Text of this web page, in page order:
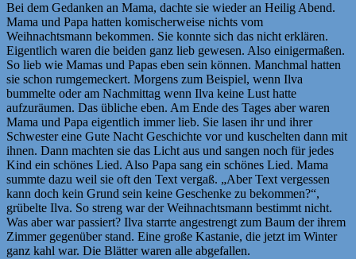
Bei dem Gedanken an Mama, dachte sie wieder an Heilig Abend.
Mama und Papa hatten komischerweise nichts vom
Weihnachtsmann bekommen. Sie konnte sich das nicht erklären.
Eigentlich waren die beiden ganz lieb gewesen. Also einigermaßen.
So lieb wie Mamas und Papas eben sein können. Manchmal hatten
sie schon rumgemeckert. Morgens zum Beispiel, wenn Ilva
bummelte oder am Nachmittag wenn Ilva keine Lust hatte
aufzuräumen. Das übliche eben. Am Ende des Tages aber waren
Mama und Papa eigentlich immer lieb. Sie lasen ihr und ihrer
Schwester eine Gute Nacht Geschichte vor und kuschelten dann mit
ihnen. Dann machten sie das Licht aus und sangen noch für jedes
Kind ein schönes Lied. Also Papa sang ein schönes Lied. Mama
summte dazu weil sie oft den Text vergaß. „Aber Text vergessen
kann doch kein Grund sein keine Geschenke zu bekommen?“,
grübelte Ilva. So streng war der Weihnachtsmann bestimmt nicht.
Was aber war passiert? Ilva starrte angestrengt zum Baum der ihrem
Zimmer gegenüber stand. Eine große Kastanie, die jetzt im Winter
ganz kahl war. Die Blätter waren alle abgefallen.